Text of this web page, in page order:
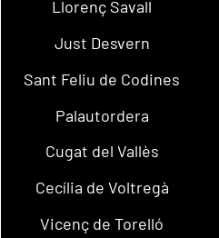
Llorenç Savall
Just Desvern
Sant Feliu de Codines
Palautordera
Cugat del Vallès
Cecília de Voltregà
Vicenç de Torelló